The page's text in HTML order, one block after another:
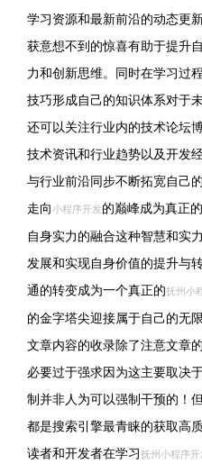
学习资源和最新前沿的动态更
获意想不到的惊喜有助于提升
力和创新思维。同时在学习过
技巧形成自己的知识体系对于
还可以关注行业内的技术论坛
技术资讯和行业趋势以及开发
与行业前沿同步不断拓宽自己
走向小程序开发的巅峰成为真正
自身实力的融合这种智慧和实
发展和实现自身价值的提升与
通的转变成为一个真正的抚州小
的金字塔尖迎接属于自己的无
文章内容的收录除了注意文章
必要过于强求因为这主要取决
制并非人为可以强制干预的！
都是搜索引擎最青睐的获取高
读者和开发者在学习抚州小程序开